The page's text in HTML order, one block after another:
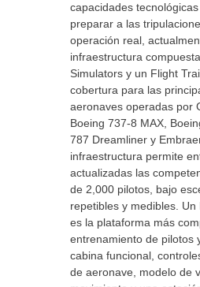
capacidades tecnológicas
preparar a las
operación real,
infraestructura
Simulators y un Flight
cobertura para las
aeronaves operadas por
Boeing 737-8 MAX,
787 Dreamliner y
infraestructura permite
actualizadas las
de 2,000 pilotos, bajo
repetibles y medibles. Un
es la plataforma más
entrenamiento de pilotos
cabina funcional,
de aeronave, modelo de